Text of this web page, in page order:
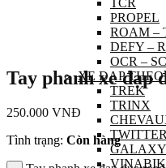
TCR
PROPEL
ROAM –
DEFY –
OCR –
XE ĐẠP
TREK
TRINX
TWITTER
GALAXY
Tay phanh xe đạp
250.000 VNĐ
Tình trạng: Còn hàng